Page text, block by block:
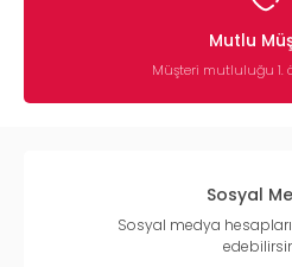
Kedi Kulak Bakım Ürünleri Çeşitleri
Petihtiyac.com’da farklı ihtiyaçlara
Enfeksiyon riskine karşı destekleyici
Mutlu
Müşteri mutluluğu 1.
Sosyal
Sosyal medya